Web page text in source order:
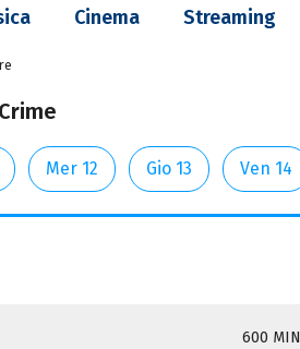
Cinema Streaming
Mer 12 Gio 13 Ven 14
600 MIN